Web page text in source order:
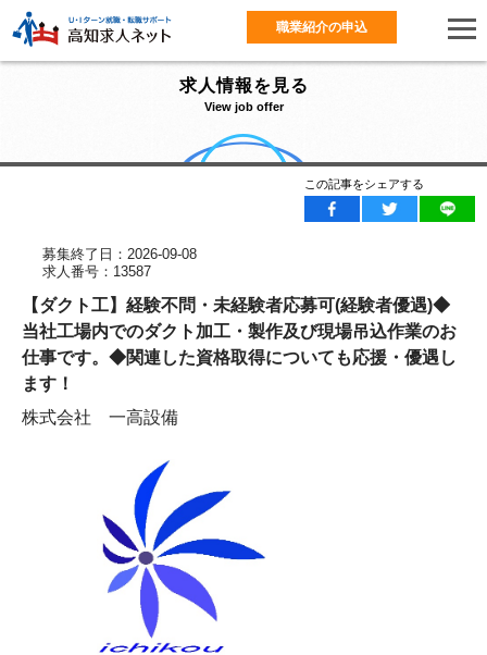
職業紹介の申込
求人情報を見る
View job offer
この記事をシェアする
募集終了日：2026-09-08
求人番号：13587
【ダクト工】経験不問・未経験者応募可(経験者優遇)◆
当社工場内でのダクト加工・製作及び現場吊込作業のお
仕事です。◆関連した資格取得についても応援・優遇し
ます！
株式会社 一高設備